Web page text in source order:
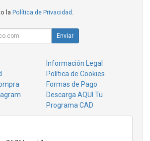
la Política de Privacidad
Enviar
Información Legal
Política de Cookies
Formas de Pago
Descarga AQUI Tu
Programa CAD